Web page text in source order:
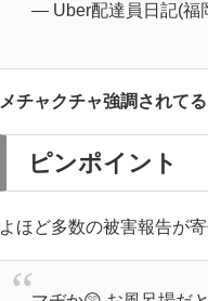
— Uber配達員日記(福
メチャクチャ強調されて
ピンポイント
よほど多数の被害報告が